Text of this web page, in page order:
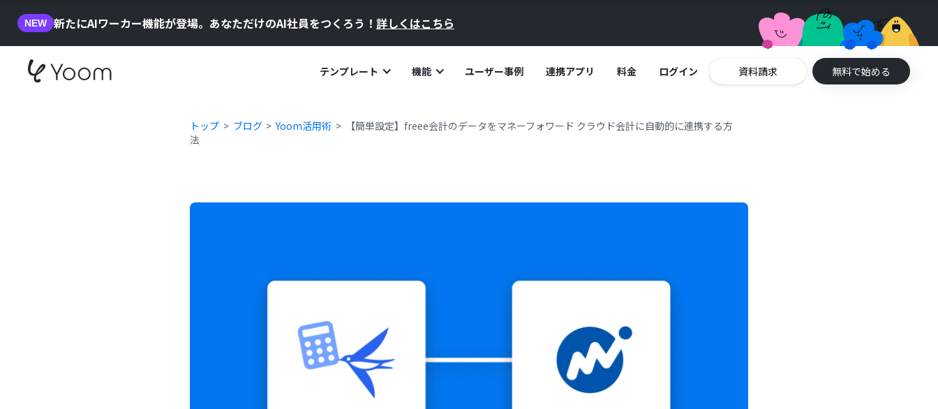
NEW 新たにAIワーカー機能が登場。あなただけのAI社員をつくろう！ 詳しくはこちら
テンプレート 機能 ユーザー事例 連携アプリ 料金 ログイン 資料請求 無料で始める
トップ ブログ Yoom活用術
【簡単設定】freee会計のデータをマネーフォワード クラウド会計に自動的に連携する方
法